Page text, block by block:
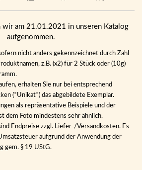
wir am 21.01.2021 in unseren Katalog
aufgenommen.
nicht anders gekennzeichnet durch Zahl
z.B. (x2) für 2 Stück oder (10g)
erhalten Sie nur bei entsprechend
(*Unikat*) das abgebildete Exemplar.
als repräsentative Beispiele und der
dem Foto mindestens sehr ähnlich.
Endpreise zzgl. Liefer-/Versandkosten. Es
aufgrund der Anwendung der
gem. § 19 UStG.